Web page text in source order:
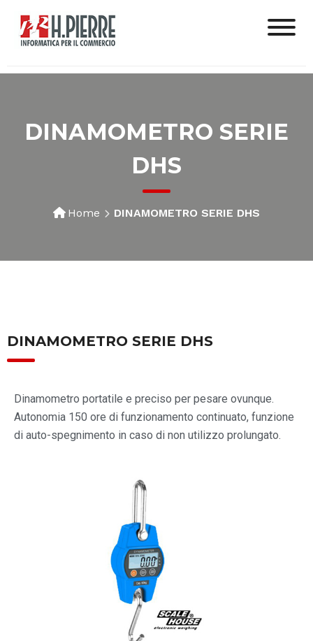
DINAMOMETRO SERIE
DHS
Home DINAMOMETRO SERIE DHS
DINAMOMETRO SERIE DHS
Dinamometro portatile e preciso per pesare ovunque.
Autonomia 150 ore di funzionamento continuato, funzione
di auto-spegnimento in caso di non utilizzo prolungato.